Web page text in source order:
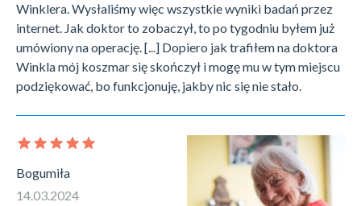
Winklera. Wysłaliśmy więc wszystkie wyniki badań przez
internet. Jak doktor to zobaczył, to po tygodniu byłem już
umówiony na operację. [...] Dopiero jak trafiłem na doktora
Winkla mój koszmar się skończył i mogę mu w tym miejscu
podziękować, bo funkcjonuję, jakby nic się nie stało.
Bogumiła
14.03.2024